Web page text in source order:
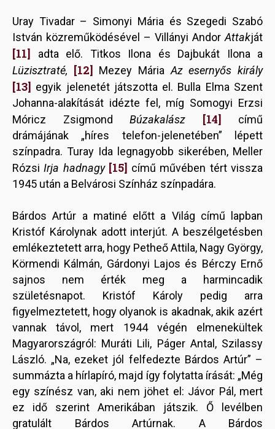
Uray Tivadar – Simonyi Mária és Szegedi Szabó
István közreműködésével – Villányi AndorAttakját
[11] adta elő. Titkos Ilona és Dajbukát Ilona a
Lüzisztraté, [12] Mezey MáriaAz esernyős király
[13] egyik jelenetét játszotta el. Bulla Elma Szent
Johanna-alakítását idézte fel, míg Somogyi Erzsi
Móricz Zsigmond Búzakalász [14] című
drámájának „híres telefon-jelenetében” lépett
színpadra. Turay Ida legnagyobb sikerében, Meller
RózsiIrja hadnagy [15] című művében tért vissza
1945 után a Belvárosi Színház színpadára.
Bárdos Artúr a matiné előtt a Világ című lapban
Kristóf Károlynak adott interjút. A beszélgetésben
emlékeztetett arra, hogy Petheő Attila, Nagy György,
Körmendi Kálmán, Gárdonyi Lajos és Bérczy Ernő
sajnos nem érték meg a harmincadik
születésnapot. Kristóf Károly pedig arra
figyelmeztetett, hogy olyanok is akadnak, akik azért
vannak távol, mert 1944 végén elmenekültek
Magyarországról: Muráti Lili, Páger Antal, Szilassy
László. „Na, ezeket jól felfedezte Bárdos Artúr” –
summázta a hírlapíró, majd így folytatta írását: „Még
egy színész van, aki nem jöhet el: Jávor Pál, mert
ez idő szerint Amerikában játszik. Ő levélben
gratulált Bárdos Artúrnak. A Bárdos